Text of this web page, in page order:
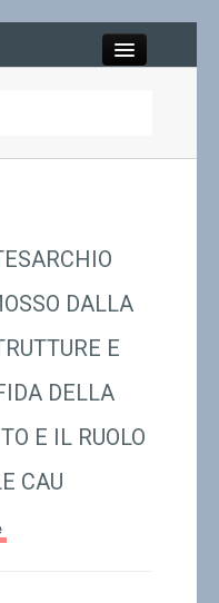
Carrello
Chi siamo
DALLA
E
DELLA
E IL RUOLO
CAU